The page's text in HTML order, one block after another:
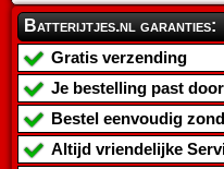
Batterijtjes.nl garanties:
Gratis verzending
Je bestelling past
Bestel eenvoudig
Altijd vriendelijke